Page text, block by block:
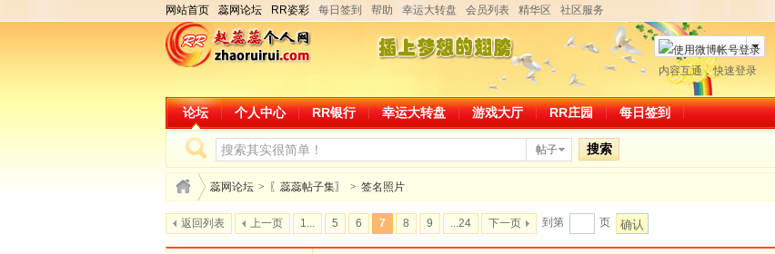
网站首页 蕊网论坛 RR姿彩 每日签到 帮助 幸运大转盘 会员列表 精华区 社区服务
微博帐号登录
内容互通，快速登录
论坛 个人中心 RR银行 幸运大转盘 游戏大厅 RR庄园 每日签到
帖子 搜索
蕊网论坛 > 〖蕊蕊帖子集〗 > 签名照片
返回列表 上一页 1... 5 6 7 8 9 ...24 下一页 到第 页 确认